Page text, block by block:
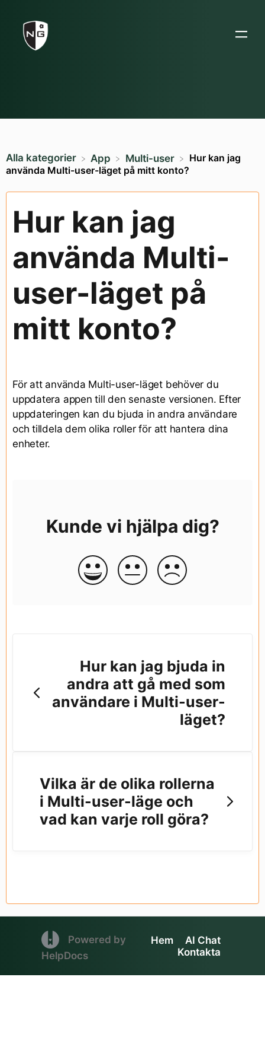
Alla kategorier ​App ​Multi-user
Hur kan jag
använda Multi-user-läget på mitt konto?
Hur kan jag
använda Multi-
user-läget på
mitt konto?
För att använda Multi-user-läget behöver du
uppdatera appen till den senaste versionen. Efter
uppdateringen kan du bjuda in andra användare
och tilldela dem olika roller för att hantera dina
enheter.
Kunde vi hjälpa dig?
Hur kan jag bjuda in
andra att gå med som
användare i Multi-user-
läget?
Vilka är de olika rollerna
i Multi-user-läge och
vad kan varje roll göra?
(opens in a new tab)
Powered by
HelpDocs (opens in a new tab)
Hem
AI Chat
Kontakta